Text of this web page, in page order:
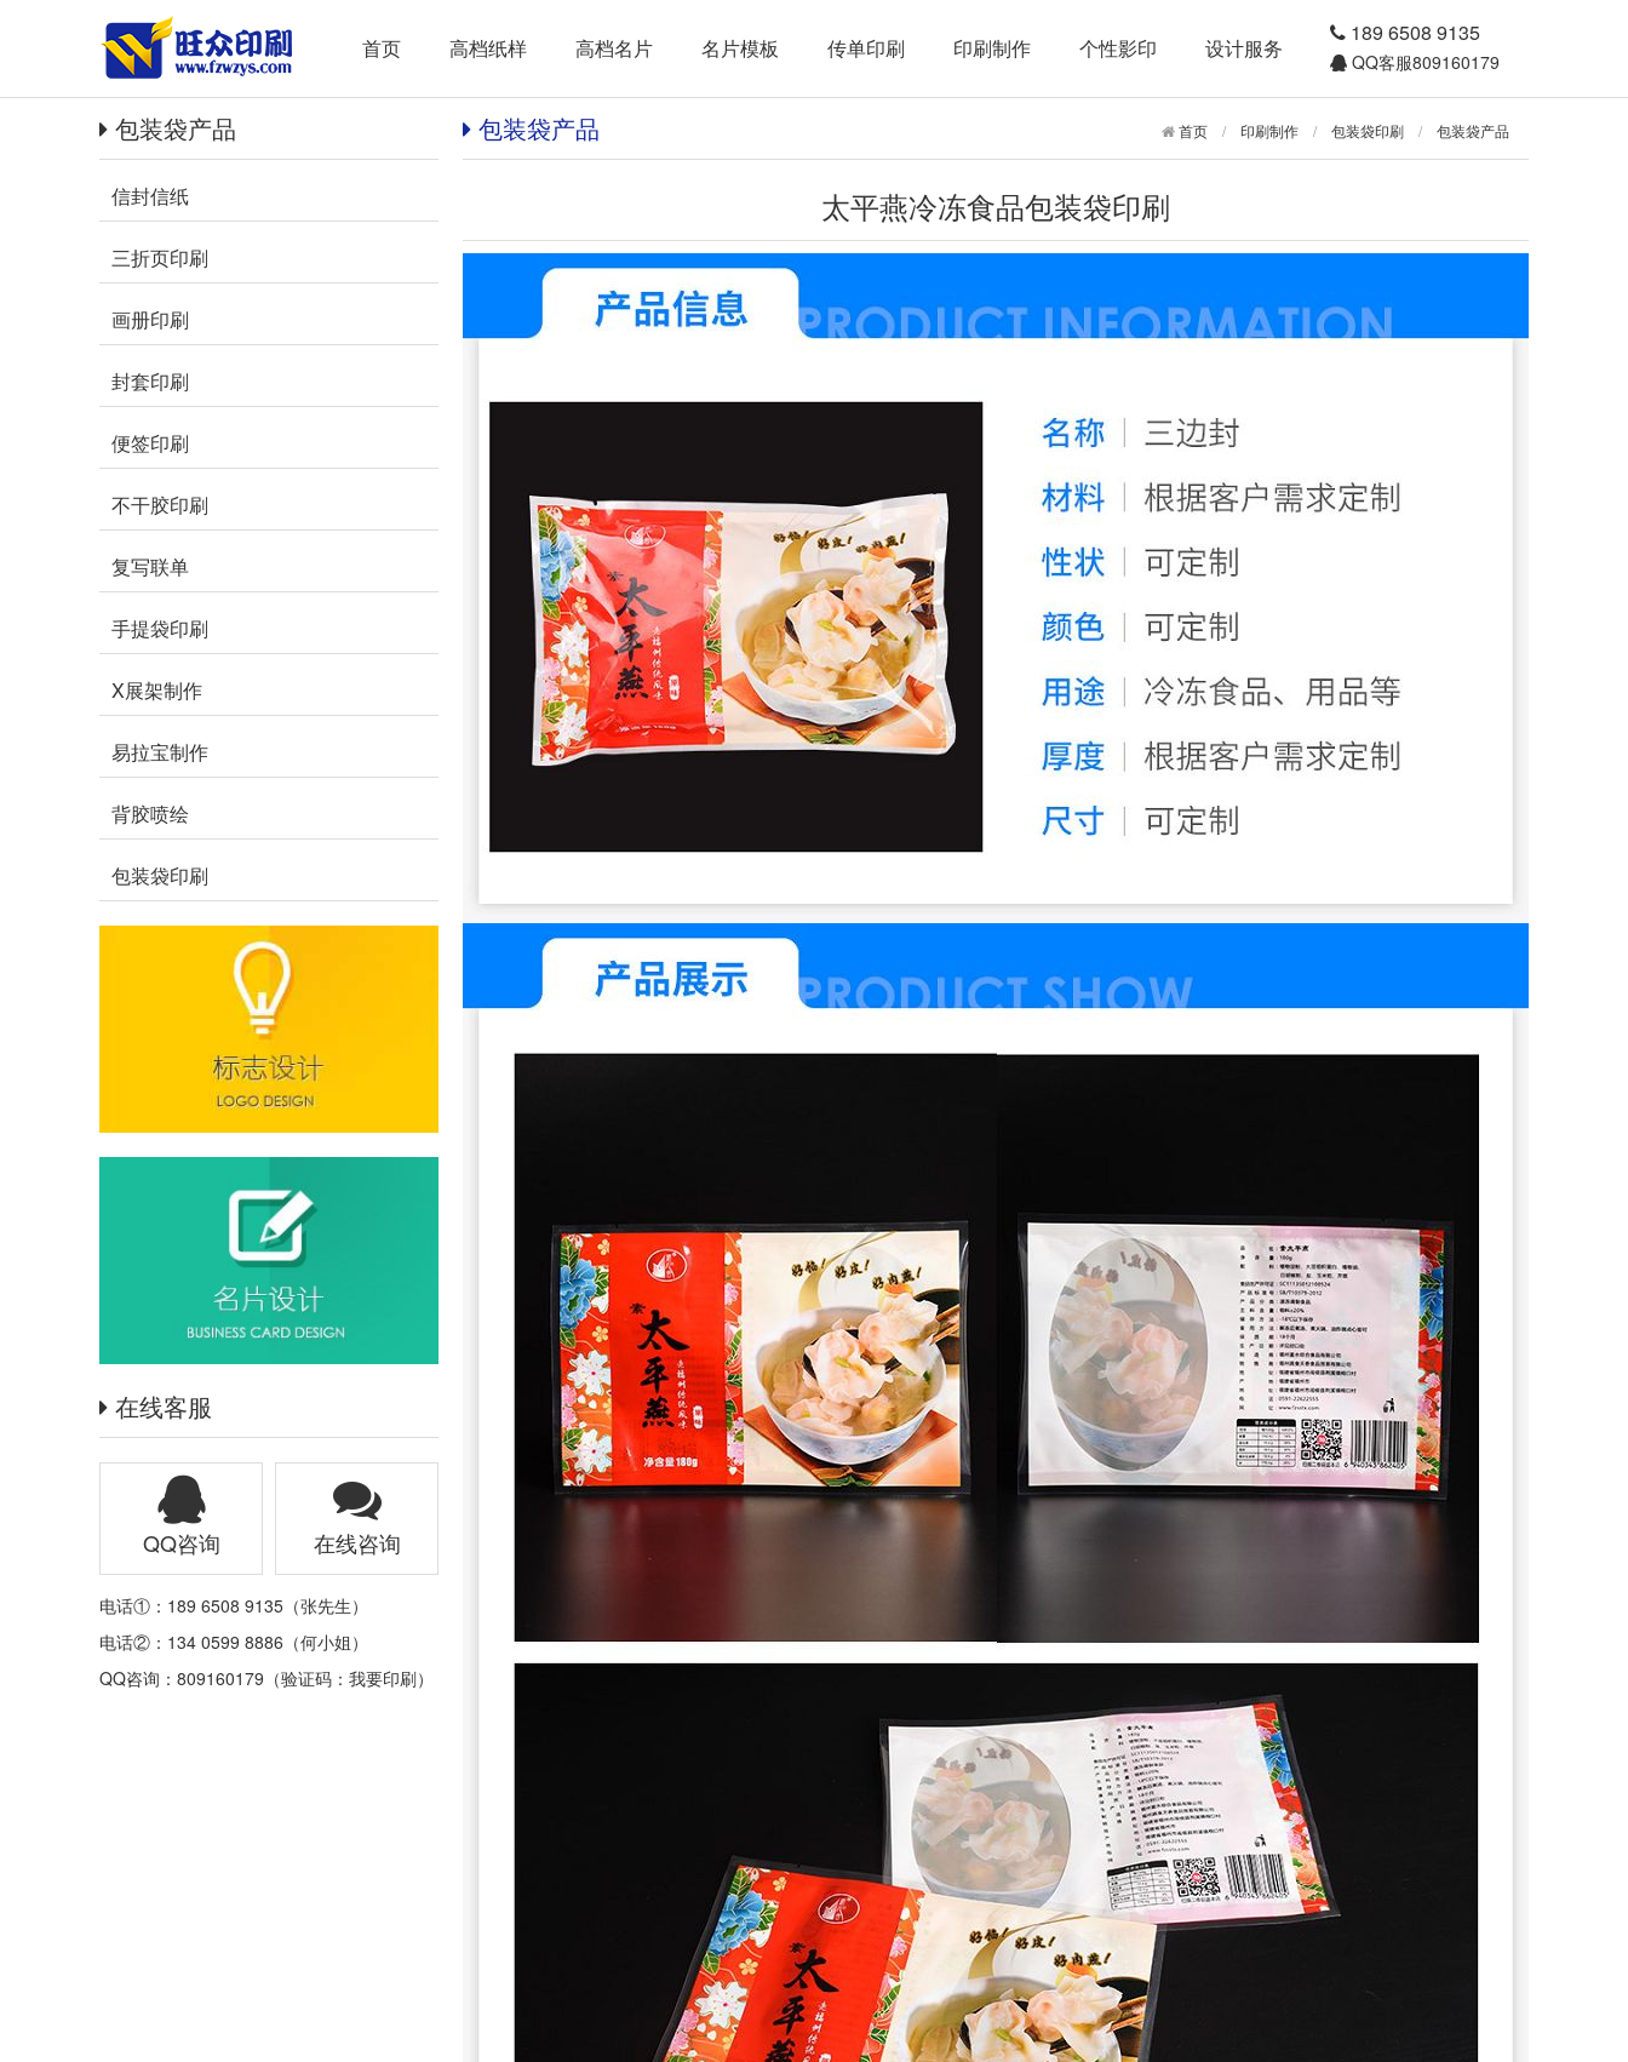
首页 高档纸样 高档名片 名片模板 传单印刷 印刷制作 个性影印 设计服务
189 6508 9135
QQ客服809160179
包装袋产品
信封信纸
三折页印刷
画册印刷
封套印刷
便签印刷
不干胶印刷
复写联单
手提袋印刷
X展架制作
易拉宝制作
背胶喷绘
包装袋印刷
在线客服
QQ咨询 在线咨询
电话①：189 6508 9135（张先生）
电话②：134 0599 8886（何小姐）
QQ咨询：809160179（验证码：我要印刷）
首页 / 印刷制作 / 包装袋印刷 / 包装袋产品
包装袋产品
太平燕冷冻食品包装袋印刷